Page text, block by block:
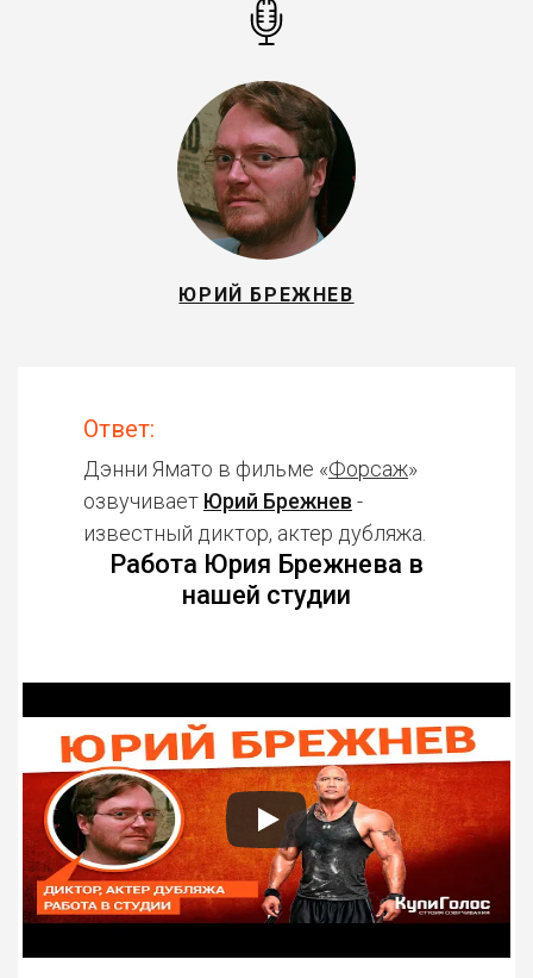
ЮРИЙ БРЕЖНЕВ
Ответ:
Дэнни Ямато в фильме «Форсаж»
озвучивает Юрий Брежнев -
известный диктор, актер дубляжа.
Работа Юрия Брежнева в
нашей студии